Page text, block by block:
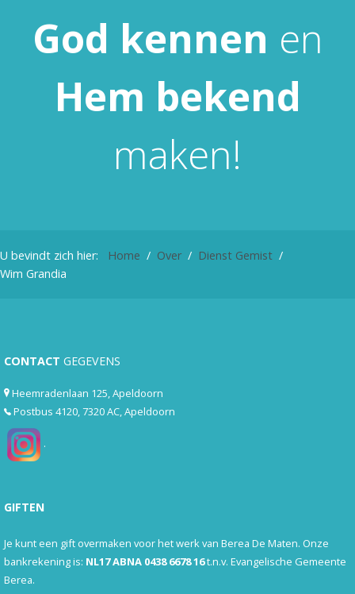
God kennen en
Hem bekend
maken!
U bevindt zich hier: Home Over
Dienst Gemist
Wim Grandia
CONTACT GEGEVENS
Heemradenlaan 125, Apeldoorn
Postbus 4120, 7320 AC, Apeldoorn
.
GIFTEN
Je kunt een gift overmaken voor het werk van Berea De Maten. Onze
bankrekening is: NL17 ABNA 0438 6678 16t.n.v. Evangelische Gemeente
Berea.